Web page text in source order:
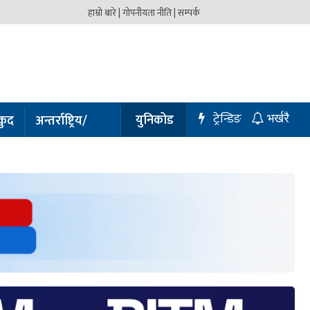
हाम्रो बारे |गोपनीयता नीति |सम्पर्क
अन्तर्राष्ट्रिय/
प्रबास
युनिकोड भर्खरै
ट्रेन्डिङ